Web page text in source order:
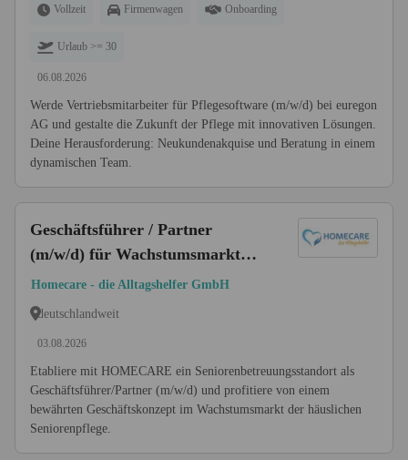
Vollzeit Firmenwagen Onboarding
Urlaub >= 30
06.08.2026
Werde Vertriebsmitarbeiter für Pflegesoftware (m/w/d) bei euregon
AG und gestalte die Zukunft der Pflege mit innovativen Lösungen.
Deine Herausforderung: Neukundenakquise und Beratung in einem
dynamischen Team.
Geschäftsführer / Partner
(m/w/d) für Wachstumsmarkt
Seniorenbetreuung
Homecare - die Alltagshelfer GmbH
deutschlandweit
03.08.2026
Etabliere mit HOMECARE ein Seniorenbetreuungsstandort als
Geschäftsführer/Partner (m/w/d) und profitiere von einem
bewährten Geschäftskonzept im Wachstumsmarkt der häuslichen
Seniorenpflege.